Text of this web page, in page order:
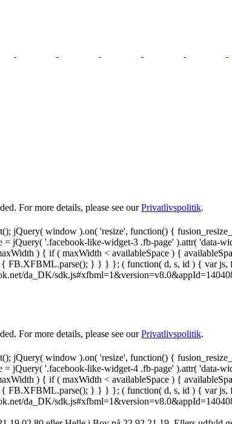
For more details, please see ourPrivatlivspolitik.
jQuery( window ).on( 'resize', function() {
jQuery( '.facebook-like-widget-3 .fb-page' ).attr( 'data-
) { if ( maxWidth < availableSpace ) {
FB.XFBML.parse(); } } } }; ( function( d, s, id ) { var
da_DK/
For more details, please see ourPrivatlivspolitik.
jQuery( window ).on( 'resize', function() {
jQuery( '.facebook-like-widget-4 .fb-page' ).attr( 'data-
) { if ( maxWidth < availableSpace ) {
FB.XFBML.parse(); } } } }; ( function( d, s, id ) { var
da_DK/